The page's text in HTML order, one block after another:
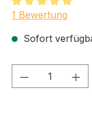
Durchschnittliche
1 Bewertung
Sofort
Produkt